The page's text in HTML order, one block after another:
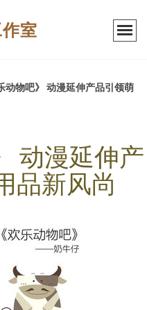
室
动物吧》 动漫延伸产品引领萌
动漫延伸产
品新风尚